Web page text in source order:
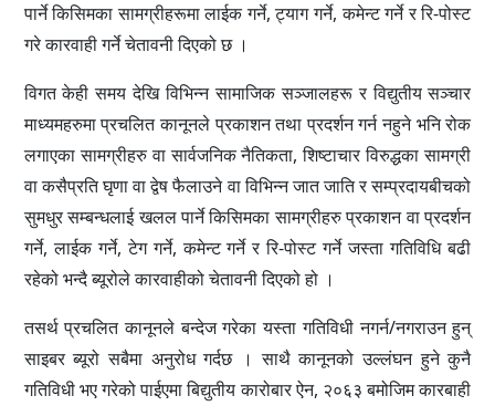
पार्ने किसिमका सामग्रीहरूमा लाईक गर्ने, ट्याग गर्ने, कमेन्ट गर्ने र रि-पोस्ट
गरे कारवाही गर्ने चेतावनी दिएको छ ।
विगत केही समय देखि विभिन्न सामाजिक सञ्जालहरू र विद्युतीय सञ्चार
माध्यमहरुमा प्रचलित कानूनले प्रकाशन तथा प्रदर्शन गर्न नहुने भनि रोक
लगाएका सामग्रीहरु वा सार्वजनिक नैतिकता, शिष्टाचार विरुद्धका सामग्री
वा कसैप्रति घृणा वा द्वेष फैलाउने वा विभिन्न जात जाति र सम्प्रदायबीचको
सुमधुर सम्बन्धलाई खलल पार्ने किसिमका सामग्रीहरु प्रकाशन वा प्रदर्शन
गर्ने, लाईक गर्ने, टेग गर्ने, कमेन्ट गर्ने र रि-पोस्ट गर्ने जस्ता गतिविधि बढी
रहेको भन्दै ब्यूरोले कारवाहीको चेतावनी दिएको हो ।
तसर्थ प्रचलित कानूनले बन्देज गरेका यस्ता गतिविधी नगर्न/नगराउन हुन्
साइबर ब्यूरो सबैमा अनुरोध गर्दछ । साथै कानूनको उल्लंघन हुने कुनै
गतिविधी भए गरेको पाईएमा बिद्युतीय कारोबार ऐन, २०६३ बमोजिम कारबाही